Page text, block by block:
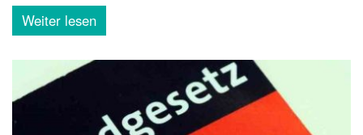
Weiter lesen